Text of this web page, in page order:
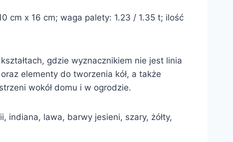
cm x 16 cm; waga palety: 1.23 / 1.35 t; ilość
gdzie wyznacznikiem nie jest linia
elementy do tworzenia kół, a także
wokół domu i w ogrodzie.
indiana, lawa, barwy jesieni, szary, żółty,